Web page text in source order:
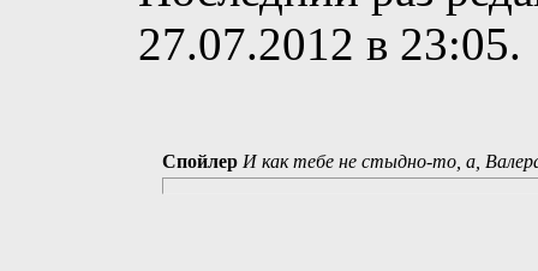
27.07.2012 в 23:05.
Спойлер И как тебе не стыдно-то, а,